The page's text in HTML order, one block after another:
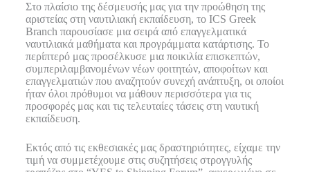
Στο πλαίσιο της δέσμευσής μας για την προώθηση της
αριστείας στη ναυτιλιακή εκπαίδευση, το ICS Greek
Branch παρουσίασε μια σειρά από επαγγελματικά
ναυτιλιακά μαθήματα και προγράμματα κατάρτισης. Το
περίπτερό μας προσέλκυσε μια ποικιλία επισκεπτών,
συμπεριλαμβανομένων νέων φοιτητών, αποφοίτων και
επαγγελματιών που αναζητούν συνεχή ανάπτυξη, οι οποίοι
ήταν όλοι πρόθυμοι να μάθουν περισσότερα για τις
προσφορές μας και τις τελευταίες τάσεις στη ναυτική
εκπαίδευση.
Εκτός από τις εκθεσιακές μας δραστηριότητες, είχαμε την
τιμή να συμμετέχουμε στις συζητήσεις στρογγυλής